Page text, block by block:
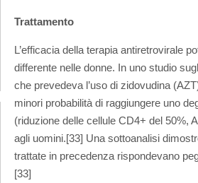
Trattamento
L’efficacia della terapia antiretrovirale
differente nelle donne. In uno studio
che prevedeva l’uso di zidovudina
minori probabilità di raggiungere uno
(riduzione delle cellule CD4+ del 50%,
agli uomini.[33] Una sottoanalisi
trattate in precedenza rispondevano
[33]